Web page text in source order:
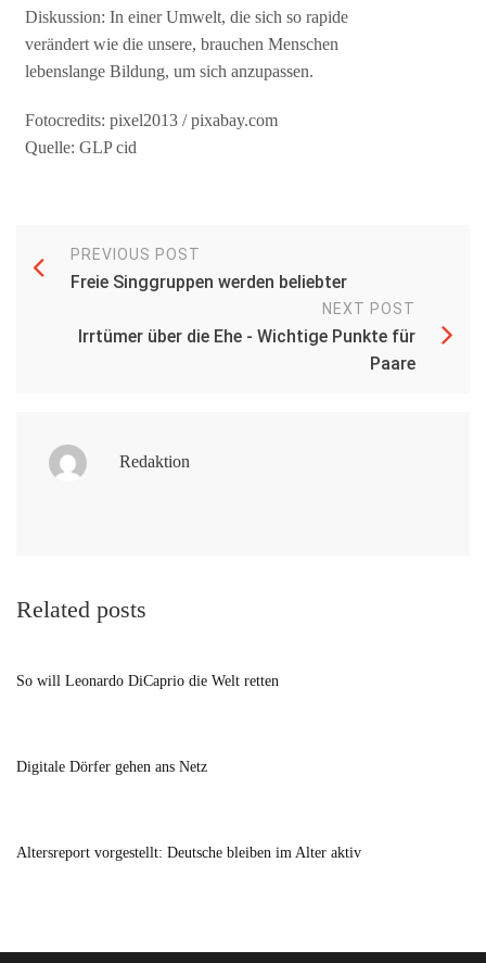
Diskussion: In einer Umwelt, die sich so rapide
verändert wie die unsere, brauchen Menschen
lebenslange Bildung, um sich anzupassen.
Fotocredits: pixel2013 / pixabay.com
Quelle: GLP cid
PREVIOUS POST
Freie Singgruppen werden beliebter
NEXT POST
Irrtümer über die Ehe - Wichtige Punkte für
Paare
Redaktion
Related posts
So will Leonardo DiCaprio die Welt retten
Digitale Dörfer gehen ans Netz
Altersreport vorgestellt: Deutsche bleiben im Alter aktiv